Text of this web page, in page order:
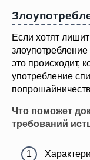
Если хотят
это происходит,
употребление
Что поможет
требований